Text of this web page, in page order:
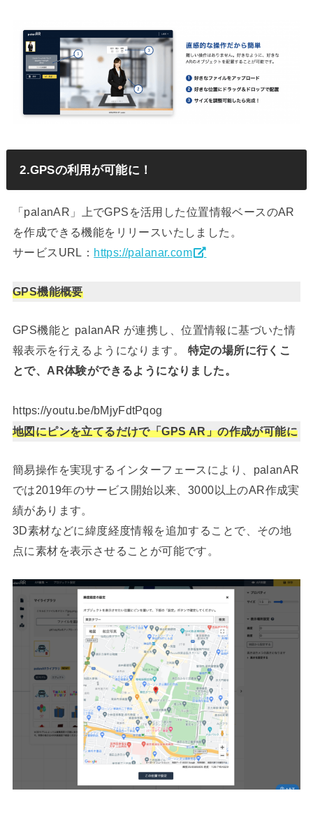
2.GPSの利用が可能に！
「palanAR」上でGPSを活用した位置情報ベースのAR
を作成できる機能をリリースいたしました。
サービスURL： https://palanar.com
GPS機能概要
GPS機能と palanAR が連携し、位置情報に基づいた情
報表示を行えるようになります。
特定の場所に行くこ
とで、AR体験ができるようになりました。
https://youtu.be/bMjyFdtPqog
地図にピンを立てるだけで「GPS AR」の作成が可能に
簡易操作を実現するインターフェースにより、palanAR
では2019年のサービス開始以来、3000以上のAR作成実
績があります。
3D素材などに緯度経度情報を追加することで、その地
点に素材を表示させることが可能です。